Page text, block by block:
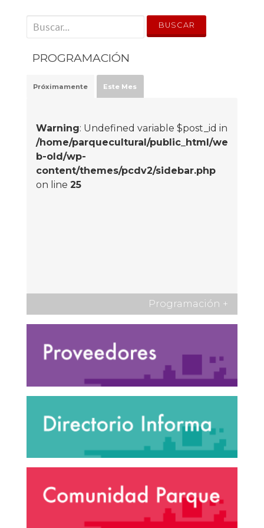
' . __('Search for:') . '
PROGRAMACIÓN
Próximamente Este Mes
Warning: Undefined variable $post_id in
/home/parquecultural/public_html/we
b-old/wp-
content/themes/pcdv2/sidebar.php
on line 25
Programación +